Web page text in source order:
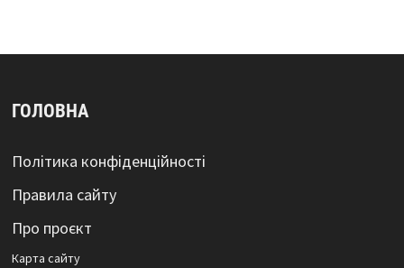
ГОЛОВНА
Політика конфіденційності
Правила сайту
Про проєкт
Карта сайтy